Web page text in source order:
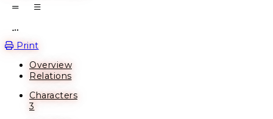
Print
Overview
Relations
Characters
3